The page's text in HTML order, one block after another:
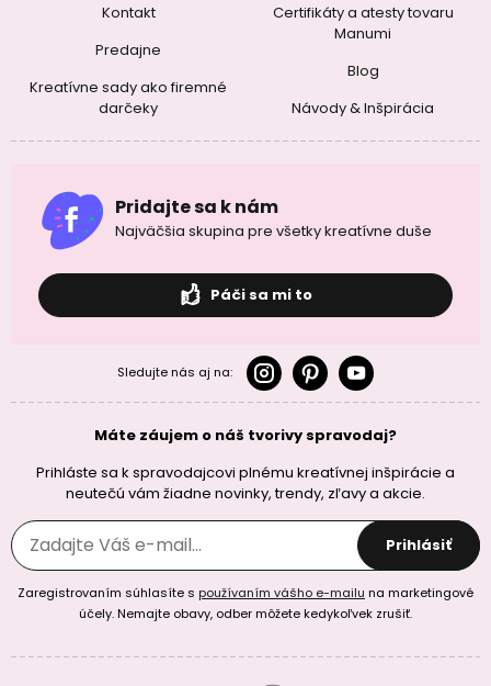
Kontakt
Predajne
Kreatívne sady ako firemné
darčeky
Certifikáty a atesty tovaru
Manumi
Blog
Návody & Inšpirácia
Pridajte sa k nám
Najväčšia skupina pre všetky kreatívne duše
Páči sa mi to
Sledujte nás aj na:
Máte záujem o náš tvorivy spravodaj?
Prihláste sa k spravodajcovi plnému kreatívnej inšpirácie a
neutečú vám žiadne novinky, trendy, zľavy a akcie.
Prihlásiť
Zaregistrovaním súhlasíte s používaním vášho e-mailu na marketingové
účely. Nemajte obavy, odber môžete kedykoľvek zrušiť.